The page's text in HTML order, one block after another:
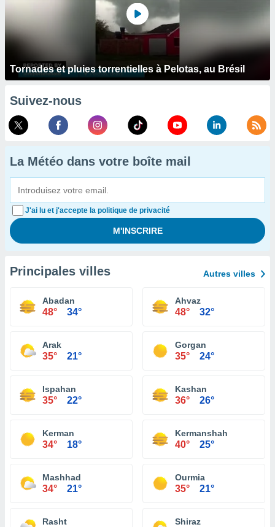
Tornades et pluies torrentielles à Pelotas, au Brésil
Suivez-nous
La Météo dans votre boîte mail
J'ai lu et j'accepte la politique de privacité
Principales villes Autres villes
Abadan
48° 34°
Ahvaz
48° 32°
Arak
35° 21°
Gorgan
35° 24°
Ispahan
35° 22°
Kashan
36° 26°
Kerman
34° 18°
Kermanshah
40° 25°
Mashhad
34° 21°
Ourmia
35° 21°
Rasht Shiraz